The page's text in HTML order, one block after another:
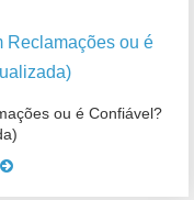
ou é Confiável?